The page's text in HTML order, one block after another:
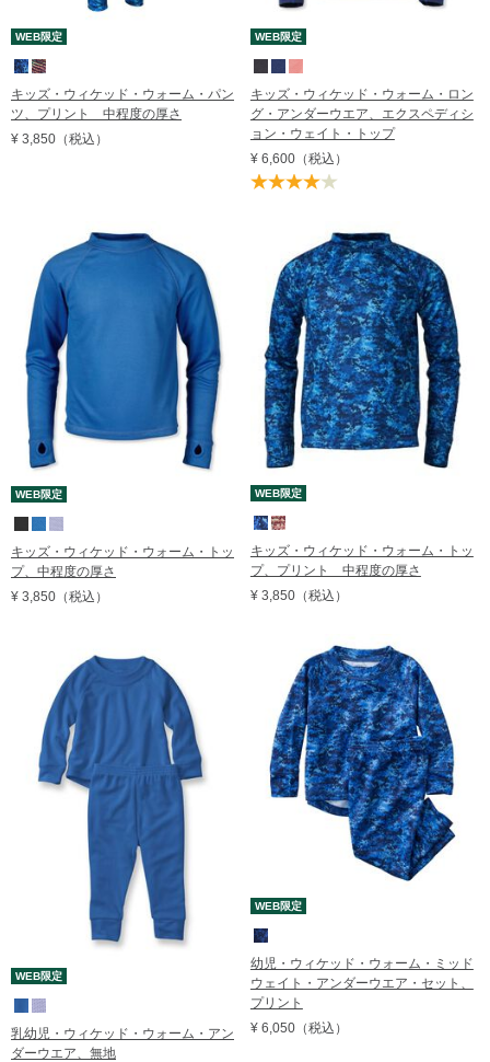
WEB限定
キッズ・ウィケッド・ウォーム・パン
ツ、プリント 中程度の厚さ
¥ 3,850 （税込）
WEB限定
キッズ・ウィケッド・ウォーム・ロン
グ・アンダーウエア、エクスペディシ
ョン・ウェイト・トップ
¥ 6,600（税込）
WEB限定
キッズ・ウィケッド・ウォーム・トッ
プ、中程度の厚さ
¥ 3,850 （税込）
WEB限定
キッズ・ウィケッド・ウォーム・トッ
プ、プリント 中程度の厚さ
¥ 3,850（税込）
WEB限定
乳幼児・ウィケッド・ウォーム・アン
ダーウエア、無地
WEB限定
幼児・ウィケッド・ウォーム・ミッド
ウェイト・アンダーウエア・セット、
プリント
¥ 6,050（税込）